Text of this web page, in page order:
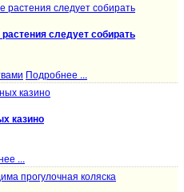
следует собирать
Подробнее ...
казино
...